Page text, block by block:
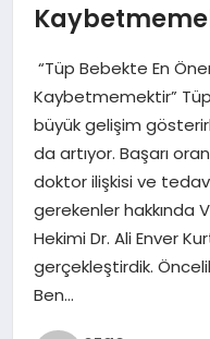
EĞITIM
EKONOMI
MAGAZIN
SAĞLIK
“Tüp Bebekte En
Kaybetmemektir”
büyük gelişim
da artıyor. Başarı
doktor ilişkisi ve
gerekenler hakkında
Hekimi Dr. Ali Enver
gerçekleştirdik.
Ben…